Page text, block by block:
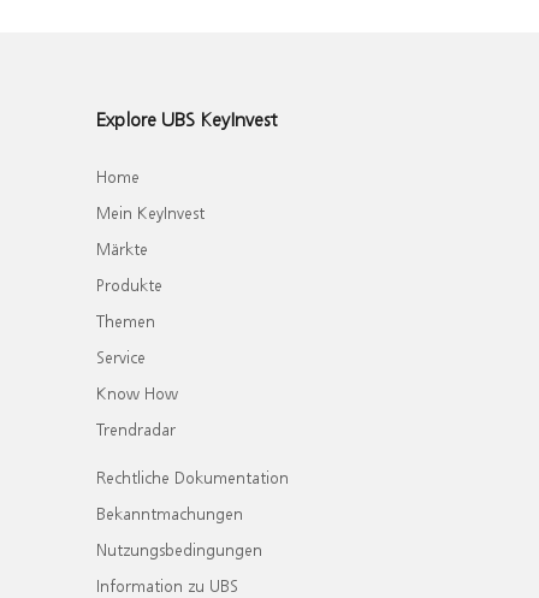
Explore UBS KeyInvest
Home
Mein KeyInvest
Märkte
Produkte
Themen
Service
Know How
Trendradar
Rechtliche Dokumentation
Bekanntmachungen
Nutzungsbedingungen
Information zu UBS